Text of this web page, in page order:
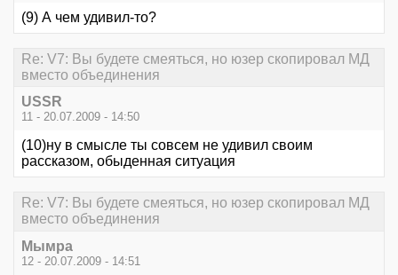
(9) А чем удивил-то?
Re: V7: Вы будете смеяться, но юзер скопировал МД
вместо объединения
USSR
11 - 20.07.2009 - 14:50
(10)ну в смысле ты совсем не удивил своим
рассказом, обыденная ситуация
Re: V7: Вы будете смеяться, но юзер скопировал МД
вместо объединения
Мымра
12 - 20.07.2009 - 14:51